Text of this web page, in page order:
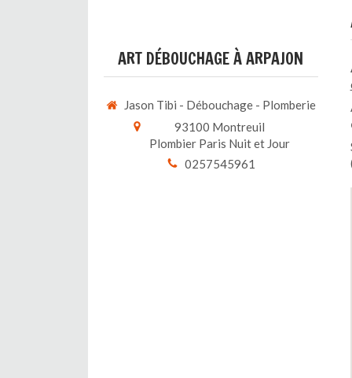
ART DÉBOUCHAGE À ARPAJON
Jason Tibi - Débouchage - Plomberie
93100 Montreuil
Plombier Paris Nuit et Jour
0257545961